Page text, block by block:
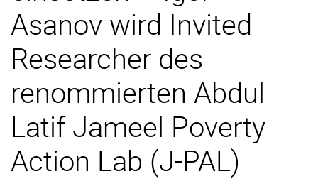
Asanov wird Invited
Researcher des
renommierten Abdul
Latif Jameel Poverty
Action Lab (J-PAL)